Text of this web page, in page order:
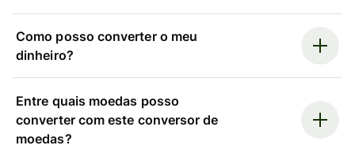
Como posso converter o meu
dinheiro?
Entre quais moedas posso
converter com este conversor de
moedas?